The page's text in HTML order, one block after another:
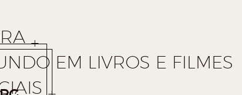
EM LIVROS E FILMES